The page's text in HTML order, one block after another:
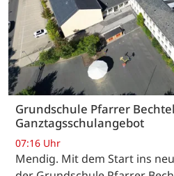
Grundschule Pfarrer
Ganztagsschulangebot
07:16 Uhr
Mendig. Mit dem Start ins